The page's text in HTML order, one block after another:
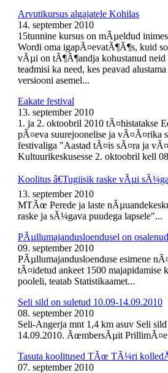
Arvutikursus algajatele Kohilas
14. september 2010
15tunnine kursus on mÃµeldud
Wordi oma igapÃ¤evatÃ¶Ã¶s, kuid
vÃµi on tÃ¶Ã¶andja kohustanud neid
teadmisi ka need, kes peavad
versiooni asemel...
Eakate festival
13. september 2010
1. ja 2. oktoobril 2010 tÃ¤histatakse
pÃ¤eva suurejoonelise ja vÃ¤Ã¤rika
festivaliga "Aastad tÃ¤is sÃ¤ra ja
Kultuurikeskusesse 2. oktoobril kell
Koolitus â€Tugiisik raske vÃµi
13. september 2010
MTÃœ Perede ja laste
raske ja sÃ¼gava puudega lapsele"...
PÃµllumajandusloendusel on
09. september 2010
PÃµllumajandusloenduse esimene
tÃ¤idetud ankeet 1500 majapidamise
pooleli, teatab Statistikaamet...
Seli sild on suletud 10.09-14.09.2010
08. september 2010
Seli-Angerja mnt 1,4 km asuv Seli
14.09.2010. ÃœmbersÃµit
Tasuta koolitused TÃœ TÃ¼ri
07. september 2010